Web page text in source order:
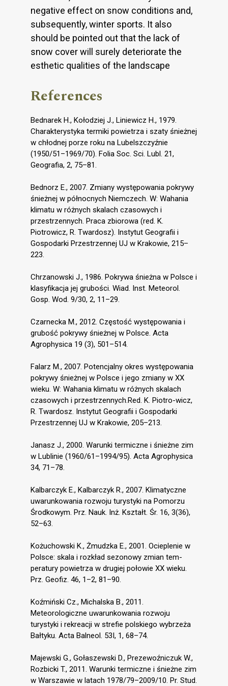
negative effect on snow conditions and,
subsequently, winter sports. It also
should be pointed out that the lack of
snow cover will surely deteriorate the
esthetic qualities of the landscape
References
Bednarek H., Kołodziej J., Liniewicz H., 1979.
Charakterystyka termiki powietrza i szaty śnieżnej
w chłodnej porze roku na Lubelszczyźnie
(1950/51–1969/70). Folia Soc. Sci. Lubl. 21,
Geografia, 2, 75–81.
Bednorz E., 2007. Zmiany występowania pokrywy
śnieżnej w północnych Niemczech. W: Wahania
klimatu w różnych skalach czasowych i
przestrzennych. Praca zbiorowa (red. K.
Piotrowicz, R. Twardosz). Instytut Geografii i
Gospodarki Przestrzennej UJ w Krakowie, 215–
223.
Chrzanowski J., 1986. Pokrywa śnieżna w Polsce i
klasyfikacja jej grubości. Wiad. Inst. Meteorol.
Gosp. Wod. 9/30, 2, 11–29.
Czarnecka M., 2012. Częstość występowania i
grubość pokrywy śnieżnej w Polsce. Acta
Agrophysica 19 (3), 501–514.
Falarz M., 2007. Potencjalny okres występowania
pokrywy śnieżnej w Polsce i jego zmiany w XX
wieku. W: Wahania klimatu w różnych skalach
czasowych i przestrzennych.Red. K. Piotro-wicz,
R. Twardosz. Instytut Geografii i Gospodarki
Przestrzennej UJ w Krakowie, 205–213.
Janasz J., 2000. Warunki termiczne i śnieżne zim
w Lublinie (1960/61–1994/95). Acta Agrophysica
34, 71–78.
Kalbarczyk E., Kalbarczyk R., 2007. Klimatyczne
uwarunkowania rozwoju turystyki na Pomorzu
Środkowym. Prz. Nauk. Inż. Kształt. Śr. 16, 3(36),
52–63.
Kożuchowski K., Żmudzka E., 2001. Ocieplenie w
Polsce: skala i rozkład sezonowy zmian tem-
peratury powietrza w drugiej połowie XX wieku.
Prz. Geofiz. 46, 1–2, 81–90.
Koźmiński Cz., Michalska B., 2011.
Meteorologiczne uwarunkowania rozwoju
turystyki i rekreacji w strefie polskiego wybrzeża
Bałtyku. Acta Balneol. 53I, 1, 68–74.
Majewski G., Gołaszewski D., Prezewoźniczuk W.,
Rozbicki T., 2011. Warunki termiczne i śnieżne zim
w Warszawie w latach 1978/79–2009/10. Pr. Stud.